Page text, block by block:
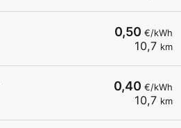
0,50 €/kWh
10,7 km
0,40 €/kWh
10,7 km